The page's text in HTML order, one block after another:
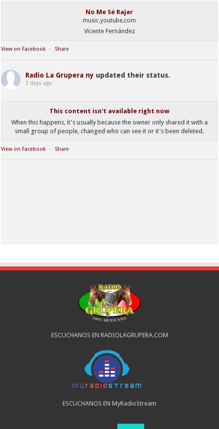
No Me Sé Rajar
music.youtube.com
Vicente Fernández
View on Facebook · Share
Radio La Grupera ny updated their status.
3 days ago
This content isn't available right now
When this happens, it's usually because the owner only shared it with a
small group of people, changed who can see it or it's been deleted.
View on Facebook · Share
ESCUCHANOS EN RADIOLAGRUPERA.COM
ESCUCHANOS EN MyRadioStream